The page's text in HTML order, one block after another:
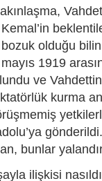
bozuk olduğu
1919
ve
kurma
bunlar
ilişkisi